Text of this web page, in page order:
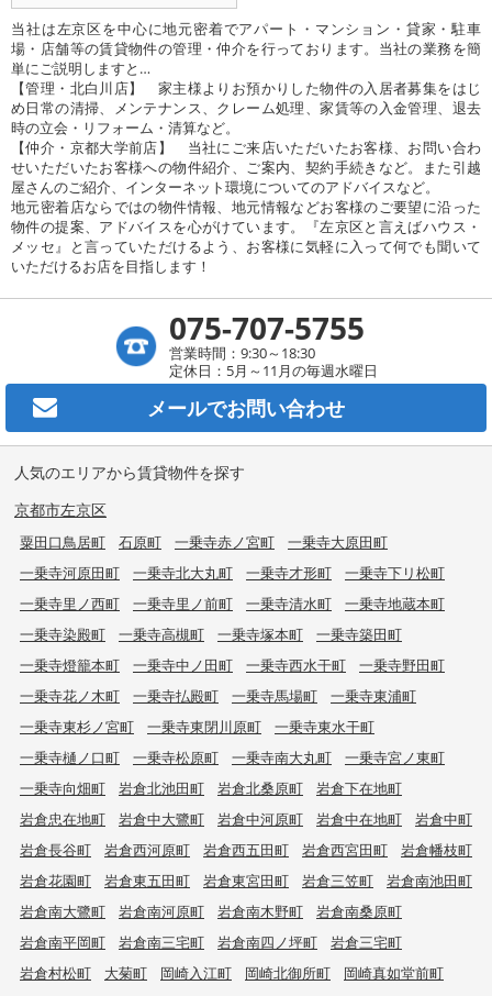
当社は左京区を中心に地元密着でアパート・マンション・貸家・駐車
場・店舗等の賃貸物件の管理・仲介を行っております。当社の業務を簡
単にご説明しますと…
【管理・北白川店】 家主様よりお預かりした物件の入居者募集をはじ
め日常の清掃、メンテナンス、クレーム処理、家賃等の入金管理、退去
時の立会・リフォーム・清算など。
【仲介・京都大学前店】 当社にご来店いただいたお客様、お問い合わ
せいただいたお客様への物件紹介、ご案内、契約手続きなど。また引越
屋さんのご紹介、インターネット環境についてのアドバイスなど。
地元密着店ならではの物件情報、地元情報などお客様のご要望に沿った
物件の提案、アドバイスを心がけています。『左京区と言えばハウス・
メッセ』と言っていただけるよう、お客様に気軽に入って何でも聞いて
いただけるお店を目指します！
075-707-5755
営業時間：9:30～18:30
定休日：5月～11月の毎週水曜日
メールでお問い合わせ
人気のエリアから賃貸物件を探す
京都市左京区
粟田口鳥居町 石原町 一乗寺赤ノ宮町
一乗寺大原田町
一乗寺河原田町
一乗寺北大丸町 一乗寺才形町
一乗寺下リ松町
一乗寺里ノ西町
一乗寺里ノ前町 一乗寺清水町
一乗寺地蔵本町
一乗寺染殿町
一乗寺高槻町 一乗寺塚本町
一乗寺築田町
一乗寺燈籠本町
一乗寺中ノ田町 一乗寺西水干町
一乗寺野田町
一乗寺花ノ木町
一乗寺払殿町 一乗寺馬場町
一乗寺東浦町
一乗寺東杉ノ宮町
一乗寺東閉川原町
一乗寺東水干町
一乗寺樋ノ口町
一乗寺松原町 一乗寺南大丸町
一乗寺宮ノ東町
一乗寺向畑町
岩倉北池田町 岩倉北桑原町
岩倉下在地町
岩倉忠在地町
岩倉中大鷺町 岩倉中河原町 岩倉中在地町
岩倉中町
岩倉長谷町
岩倉西河原町 岩倉西五田町 岩倉西宮田町
岩倉幡枝町
岩倉花園町
岩倉東五田町 岩倉東宮田町 岩倉三笠町
岩倉南池田町
岩倉南大鷺町
岩倉南河原町 岩倉南木野町
岩倉南桑原町
岩倉南平岡町
岩倉南三宅町 岩倉南四ノ坪町
岩倉三宅町
岩倉村松町
大菊町 岡崎入江町 岡崎北御所町
岡崎真如堂前町